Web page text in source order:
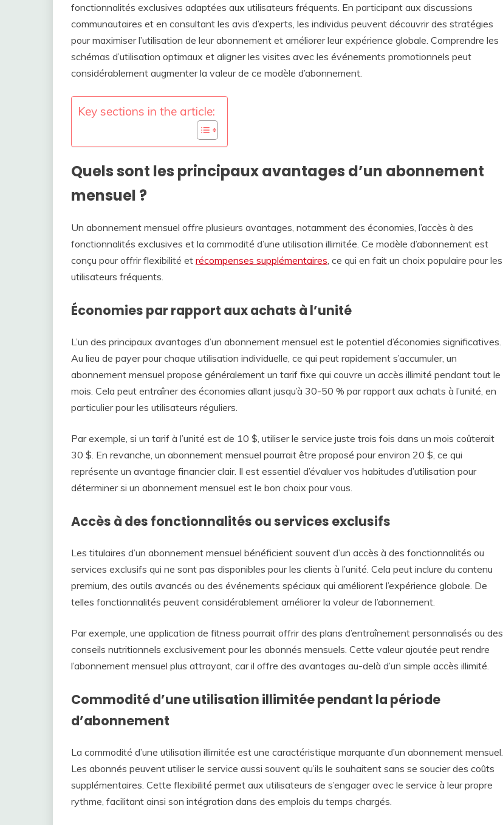
fonctionnalités exclusives adaptées aux utilisateurs fréquents. En participant aux discussions
communautaires et en consultant les avis d’experts, les individus peuvent découvrir des stratégies
pour maximiser l’utilisation de leur abonnement et améliorer leur expérience globale. Comprendre les
schémas d’utilisation optimaux et aligner les visites avec les événements promotionnels peut
considérablement augmenter la valeur de ce modèle d’abonnement.
Key sections in the article:
Quels sont les principaux avantages d’un abonnement
mensuel ?
Un abonnement mensuel offre plusieurs avantages, notamment des économies, l’accès à des
fonctionnalités exclusives et la commodité d’une utilisation illimitée. Ce modèle d’abonnement est
conçu pour offrir flexibilité et récompenses supplémentaires, ce qui en fait un choix populaire pour les
utilisateurs fréquents.
Économies par rapport aux achats à l’unité
L’un des principaux avantages d’un abonnement mensuel est le potentiel d’économies significatives.
Au lieu de payer pour chaque utilisation individuelle, ce qui peut rapidement s’accumuler, un
abonnement mensuel propose généralement un tarif fixe qui couvre un accès illimité pendant tout le
mois. Cela peut entraîner des économies allant jusqu’à 30-50 % par rapport aux achats à l’unité, en
particulier pour les utilisateurs réguliers.
Par exemple, si un tarif à l’unité est de 10 $, utiliser le service juste trois fois dans un mois coûterait
30 $. En revanche, un abonnement mensuel pourrait être proposé pour environ 20 $, ce qui
représente un avantage financier clair. Il est essentiel d’évaluer vos habitudes d’utilisation pour
déterminer si un abonnement mensuel est le bon choix pour vous.
Accès à des fonctionnalités ou services exclusifs
Les titulaires d’un abonnement mensuel bénéficient souvent d’un accès à des fonctionnalités ou
services exclusifs qui ne sont pas disponibles pour les clients à l’unité. Cela peut inclure du contenu
premium, des outils avancés ou des événements spéciaux qui améliorent l’expérience globale. De
telles fonctionnalités peuvent considérablement améliorer la valeur de l’abonnement.
Par exemple, une application de fitness pourrait offrir des plans d’entraînement personnalisés ou des
conseils nutritionnels exclusivement pour les abonnés mensuels. Cette valeur ajoutée peut rendre
l’abonnement mensuel plus attrayant, car il offre des avantages au-delà d’un simple accès illimité.
Commodité d’une utilisation illimitée pendant la période
d’abonnement
La commodité d’une utilisation illimitée est une caractéristique marquante d’un abonnement mensuel.
Les abonnés peuvent utiliser le service aussi souvent qu’ils le souhaitent sans se soucier des coûts
supplémentaires. Cette flexibilité permet aux utilisateurs de s’engager avec le service à leur propre
rythme, facilitant ainsi son intégration dans des emplois du temps chargés.